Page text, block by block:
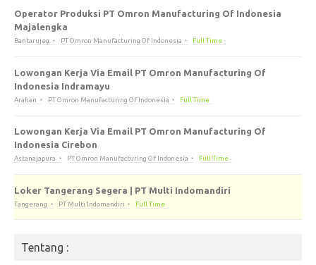
Operator Produksi PT Omron Manufacturing Of Indonesia
Majalengka
Bantarujeg PT Omron Manufacturing Of Indonesia Full Time
Lowongan Kerja Via Email PT Omron Manufacturing Of
Indonesia Indramayu
Arahan PT Omron Manufacturing Of Indonesia Full Time
Lowongan Kerja Via Email PT Omron Manufacturing Of
Indonesia Cirebon
Astanajapura PT Omron Manufacturing Of Indonesia Full Time
Loker Tangerang Segera | PT Multi Indomandiri
Tangerang PT Multi Indomandiri Full Time
Tentang :